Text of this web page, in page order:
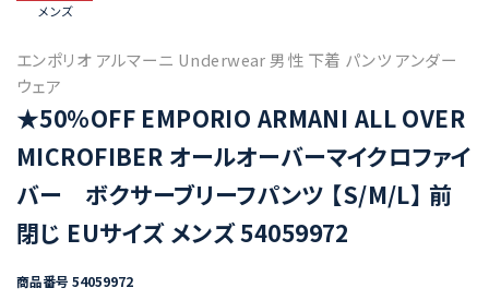
メンズ
エンポリオ アルマーニ Underwear 男性 下着 パンツ アンダー
ウェア
★50%OFF EMPORIO ARMANI ALL OVER
MICROFIBER オールオーバーマイクロファイ
バー ボクサーブリーフパンツ 【S/M/L】 前
閉じ EUサイズ メンズ 54059972
商品番号 54059972